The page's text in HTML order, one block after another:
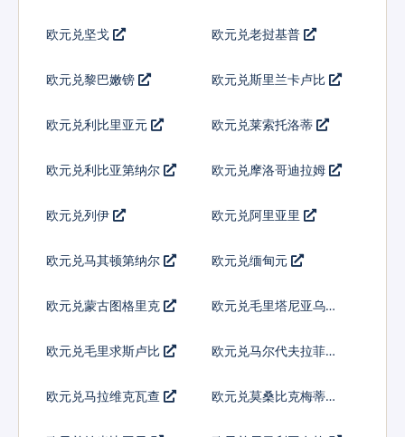
欧元兑坚戈 欧元兑老挝基普
欧元兑黎巴嫩镑 欧元兑斯里兰卡卢比
欧元兑利比里亚元 欧元兑莱索托洛蒂
欧元兑利比亚第纳尔 欧元兑摩洛哥迪拉姆
欧元兑列伊 欧元兑阿里亚里
欧元兑马其顿第纳尔 欧元兑缅甸元
欧元兑蒙古图格里克
欧元兑毛里塔尼亚乌吉
欧元兑毛里求斯卢比 欧元兑马尔代夫拉菲亚
欧元兑马拉维克瓦查
欧元兑莫桑比克梅蒂卡